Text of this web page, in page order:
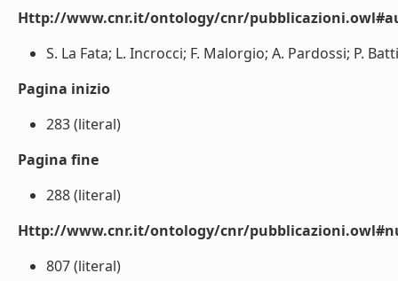
Http://www.cnr.it/ontology/cnr/
S. La Fata; L. Incrocci; F. Malorgio; A. Pardossi; P.
Pagina inizio
283 (literal)
Pagina fine
288 (literal)
Http://www.cnr.it/ontology/cnr/
807 (literal)